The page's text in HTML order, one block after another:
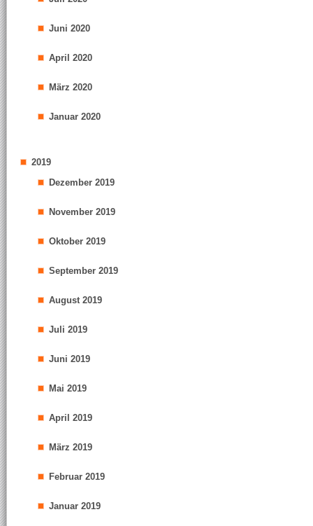
Juni 2020
April 2020
März 2020
Januar 2020
2019
Dezember 2019
November 2019
Oktober 2019
September 2019
August 2019
Juli 2019
Juni 2019
Mai 2019
April 2019
März 2019
Februar 2019
Januar 2019